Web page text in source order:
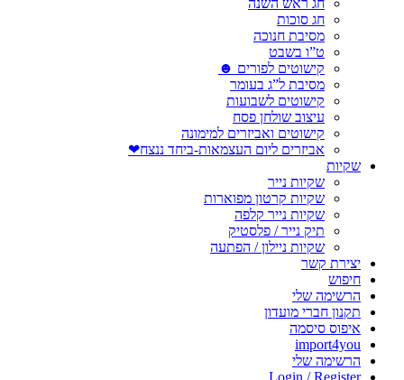
חג ראש השנה
חג סוכות
מסיבת חנוכה
ט”ו בשבט
קישוטים לפורים ☻
מסיבת ל”ג בעומר
קישוטים לשבועות
עיצוב שולחן פסח
קישוטים ואביזרים למימונה
אביזרים ליום העצמאות-ביחד ננצח❤
שקיות
שקיות נייר
שקיות קרטון מפוארות
שקיות נייר קלפה
תיק נייר / פלסטיק
שקיות ניילון / הפתעה
יצירת קשר
חיפוש
הרשימה שלי
תקנון חברי מועדון
איפוס סיסמה
import4you
הרשימה שלי
Login / Register